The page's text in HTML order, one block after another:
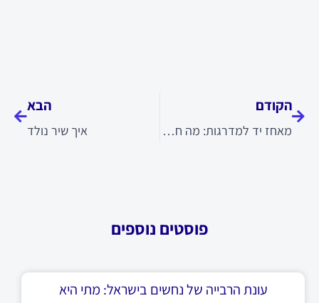
הקודם
מאחז יד למדרגות: מה חשוב לבדוק לפני התקנה
הבא
איך שיר נולד
פוסטים נוספים
עונת הרבייה של נחשים בישראל: מתי היא